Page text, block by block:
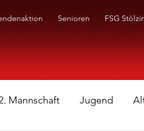
Senioren FSG
Mannschaft Jugend